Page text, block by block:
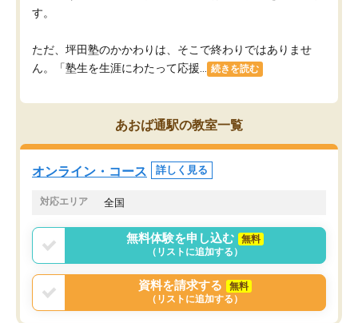
す。
ただ、坪田塾のかかわりは、そこで終わりではありませ
ん。「塾生を生涯にわたって応援...
続きを読む
あおば通駅の教室一覧
オンライン・コース 詳しく見る
対応エリア 全国
無料体験を申し込む
無料
（リストに追加する）
資料を請求する
無料
（リストに追加する）